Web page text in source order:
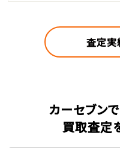
査定実
カーセブン
買取査定